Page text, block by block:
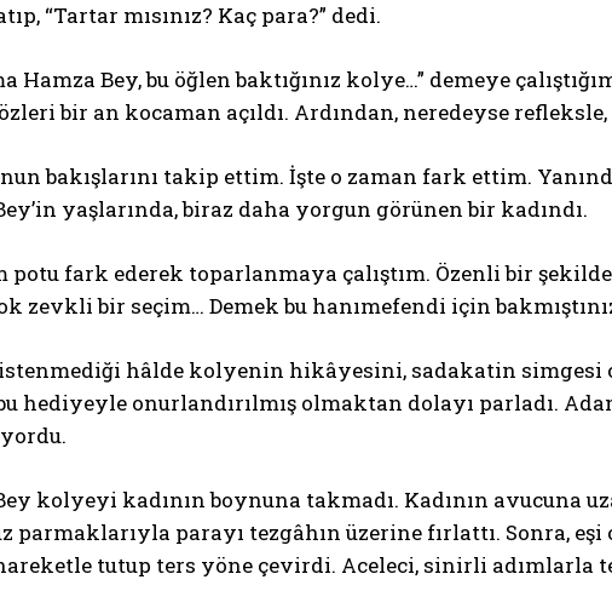
“Tartar mısınız? Kaç para?” dedi.
Hamza Bey, bu öğlen baktığınız kolye…” demeye
bir an kocaman açıldı. Ardından, neredeyse
bakışlarını takip ettim. İşte o zaman fark ettim.
yaşlarında, biraz daha yorgun görünen bir kadındı.
potu fark ederek toparlanmaya çalıştım. Özenli bir
zevkli bir seçim… Demek bu hanımefendi için
hâlde kolyenin hikâyesini, sadakatin simgesi
hediyeyle onurlandırılmış olmaktan dolayı parladı.
kolyeyi kadının boynuna takmadı. Kadının avucuna
parmaklarıyla parayı tezgâhın üzerine fırlattı. Sonra,
tutup ters yöne çevirdi. Aceleci, sinirli adımlarla